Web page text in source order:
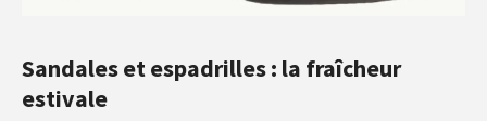
Sandales et espadrilles : la fraîcheur
estivale